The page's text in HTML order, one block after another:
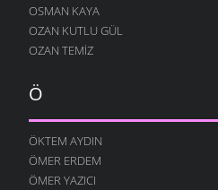
OSMAN KAYA
OZAN KUTLU GÜL
OZAN TEMIZ
Ö
ÖKTEM AYDIN
ÖMER ERDEM
ÖMER YAZICI